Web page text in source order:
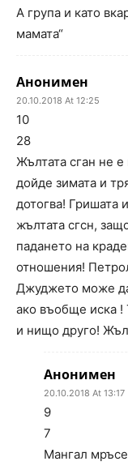
А група и като
мамата“
Анонимен
20.10.2018 At 12:25
10
28
Жълтата сган не
дойде зимата и
дотогва! Гришата
жълтата сгсн,
падането на
отношения!
Джуджето може
ако въобще иска !
и нищо друго!
Анонимен
20.10.2018 At 13:17
9
7
Мангал